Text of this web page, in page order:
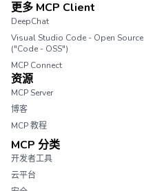
更多 MCP Client
DeepChat
Visual Studio Code - Open Source
("Code - OSS")
MCP Connect
资源
MCP Server
博客
MCP 教程
MCP 分类
开发者工具
云平台